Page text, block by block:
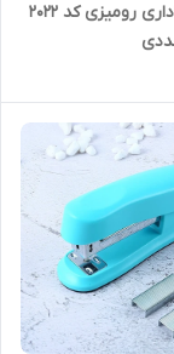
ست لوازم اداری رومیزی کد ۲۰۲۲